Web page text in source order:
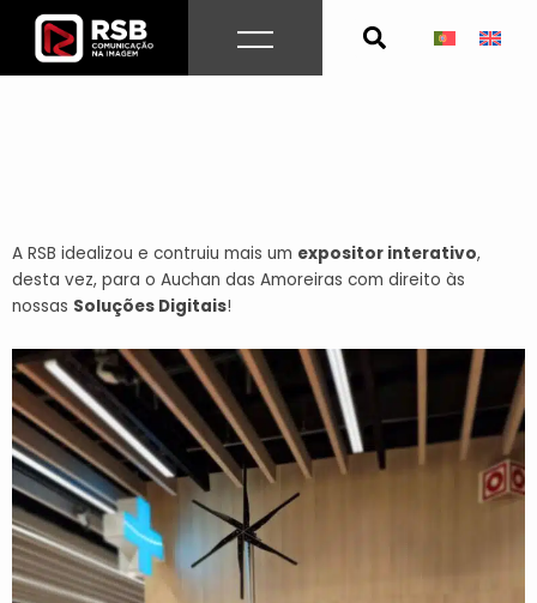
content
A RSB idealizou e contruiu mais um expositor interativo,
desta vez, para o Auchan das Amoreiras com direito às
nossas Soluções Digitais!